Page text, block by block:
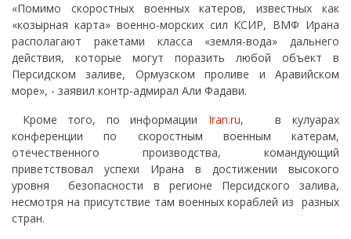
«Помимо скоростных военных катеров, известных как
«козырная карта» военно-морских сил КСИР, ВМФ Ирана
располагают ракетами класса «земля-вода» дальнего
действия, которые могут поразить любой объект в
Персидском заливе, Ормузском проливе и Аравийском
море», - заявил контр-адмирал Али Фадави.
Кроме того, по информации Iran.ru, в кулуарах
конференции по скоростным военным катерам,
отечественного производства, командующий
приветствовал успехи Ирана в достижении высокого
уровня безопасности в регионе Персидского залива,
несмотря на присутствие там военных кораблей из разных
стран.